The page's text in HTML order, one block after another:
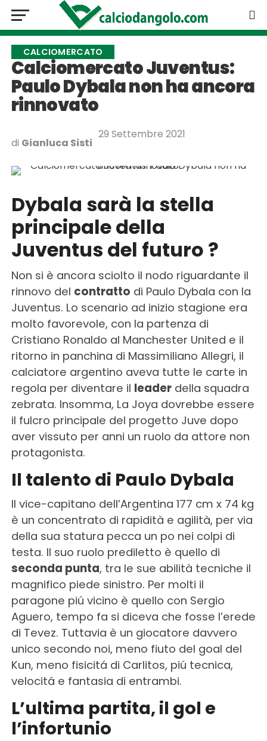
CALCIOMERCATO
Calciomercato Juventus:
Paulo Dybala non ha ancora
rinnovato
di Gianluca Sisti
29 Settembre 2021
Dybala sarà la stella
principale della
Juventus del futuro ?
Non si è ancora sciolto il nodo riguardante il
rinnovo del contratto di Paulo Dybala con la
Juventus. Lo scenario ad inizio stagione era
molto favorevole, con la partenza di
Cristiano Ronaldo al Manchester United e il
ritorno in panchina di Massimiliano Allegri, il
calciatore argentino aveva tutte le carte in
regola per diventare il leaderdella squadra
zebrata. Insomma, La Joya dovrebbe essere
il fulcro principale del progetto Juve dopo
aver vissuto per anni un ruolo da attore non
protagonista.
Il talento di Paulo Dybala
Il vice-capitano dell’Argentina 177 cm x 74 kg
è un concentrato di rapidità e agilità, per via
della sua statura pecca un po nei colpi di
testa. Il suo ruolo prediletto è quello di
seconda punta, tra le sue abilità tecniche il
magnifico piede sinistro. Per molti il
paragone piú vicino è quello con Sergio
Aguero, tempo fa si diceva che fosse l’erede
di Tevez. Tuttavia è un giocatore davvero
unico secondo noi, meno fiuto del goal del
Kun, meno fisicitá di Carlitos, piú tecnica,
velocitá e fantasia di entrambi.
L’ultima partita, il gol e
l’infortunio